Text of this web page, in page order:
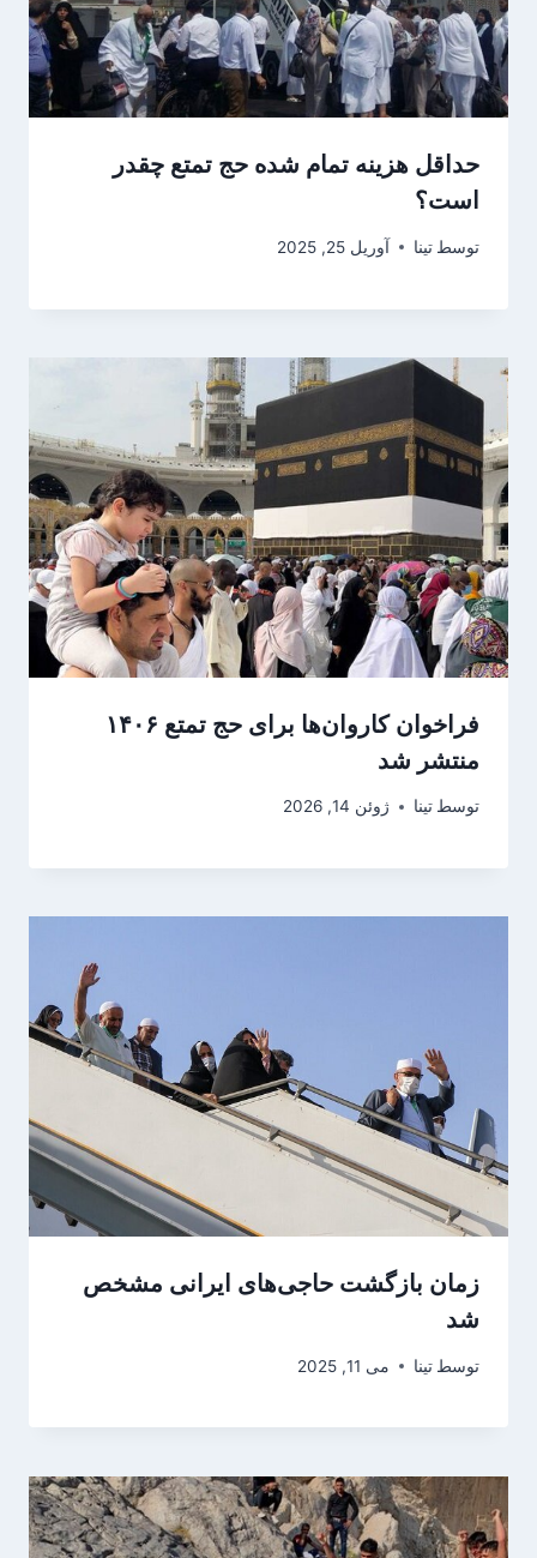
حداقل هزینه تمام شده حج تمتع چقدر
است؟
توسط تینا آوریل 25, 2025
فراخوان کاروان‌ها برای حج تمتع ۱۴۰۶
منتشر شد
توسط تینا ژوئن 14, 2026
زمان بازگشت حاجی‌های ایرانی مشخص
شد
توسط تینا می 11, 2025